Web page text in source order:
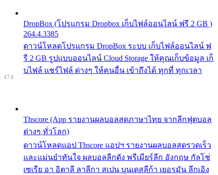
DropBox (โปรแกรม Dropbox เก็บไฟล์ออนไลน์ ฟรี 2 GB )
264.4.3385
ดาวน์โหลดโปรแกรม DropBox ระบบ เก็บไฟล์ออนไลน์ ฟ
รี 2 GB รูปแบบออนไลน์ Cloud Storage ให้คุณเก็บข้อมูล เก็
บไฟล์ แชร์ไฟล์ ต่างๆ ให้คนอื่น เข้าถึงได้ ทุกที่ ทุกเวลา
Thscore (App รายงานผลบอลสดภาษาไทย จากลีกฟุตบอล
ต่างๆ ทั่วโลก)
ดาวน์โหลดแอป Thscore แอปฯ รายงานผลบอลสดรวดเร็ว
และแม่นยำทันใจ ผลบอลลีกดัง พรีเมียร์ลีก อังกฤษ กัลโช่
เซเรีย อา อิตาลี ลาลีกา สเปน บุนเดสลีก้า เยอรมัน ลีกเอิง
474